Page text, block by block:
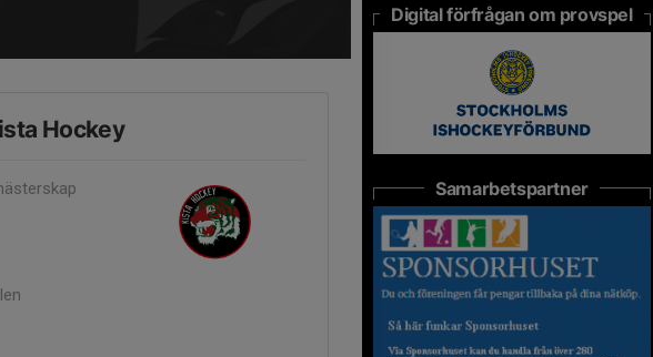
Hockey
Digital förfrågan om provspel
Samarbetspartner